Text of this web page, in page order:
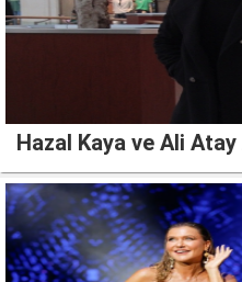
Hazal Kaya ve Ali Atay